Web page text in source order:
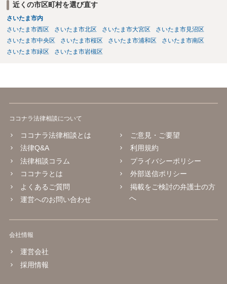
近くの市区町村を選び直す
さいたま市内
さいたま市西区
さいたま市北区 さいたま市大宮区
さいたま市見沼区
さいたま市中央区
さいたま市桜区 さいたま市浦和区
さいたま市南区
さいたま市緑区
さいたま市岩槻区
ココナラ法律相談について
ココナラ法律相談とは
法律Q&A
法律相談コラム
ココナラとは
よくあるご質問
運営へのお問い合わせ
ご意見・ご要望
利用規約
プライバシーポリシー
外部送信ポリシー
掲載をご検討の弁護士の方
へ
会社情報
運営会社
採用情報